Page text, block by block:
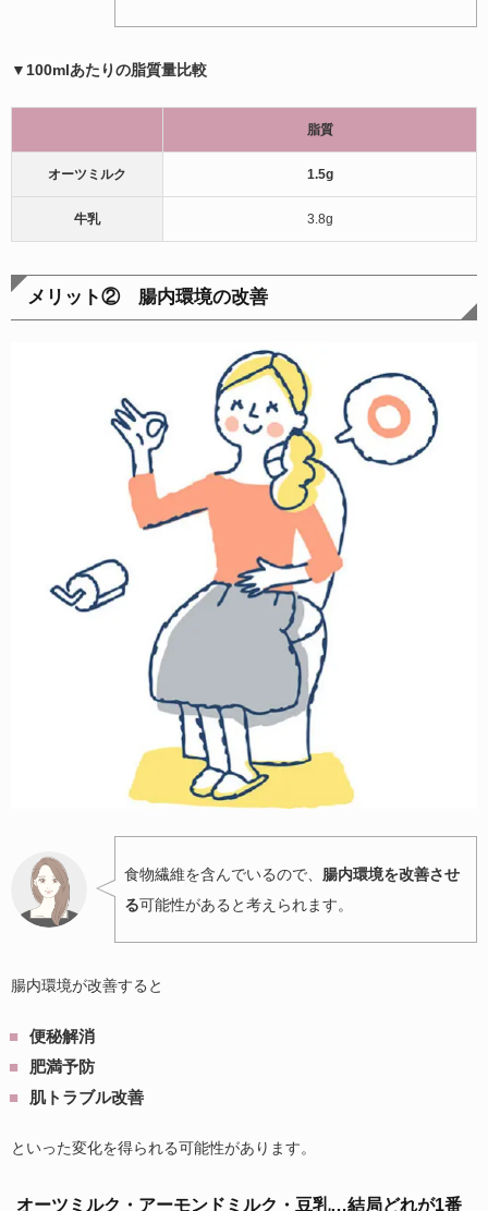
▼100mlあたりの脂質量比較
脂質
オーツミルク 1.5g
牛乳 3.8g
メリット② 腸内環境の改善
食物繊維を含んでいるので、 腸内環境を改善させ
る可能性があると考えられます。
腸内環境が改善すると
便秘解消
肥満予防
肌トラブル改善
といった変化を得られる可能性があります。
オーツミルク・アーモンドミルク・豆乳…結局どれが1番